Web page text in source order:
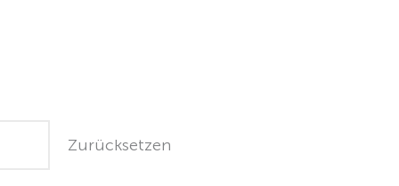
Zurücksetzen